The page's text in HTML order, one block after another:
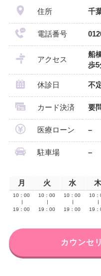
住所 千
電話番号
アクセス
船
歩5
休診日 不
カード決済 要
医療ローン –
駐車場 –
月 火 水 木
10：00
19：00
10：00
19：00
10：00
19：00
10：
19：
カウンセ